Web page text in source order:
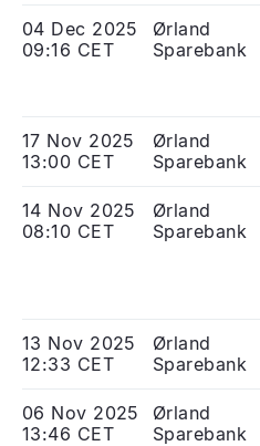
04 Dec 2025
09:16 CET
Ørland
Sparebank
17 Nov 2025
13:00 CET
Ørland
Sparebank
14 Nov 2025
08:10 CET
Ørland
Sparebank
13 Nov 2025
12:33 CET
Ørland
Sparebank
06 Nov 2025
13:46 CET
Ørland
Sparebank